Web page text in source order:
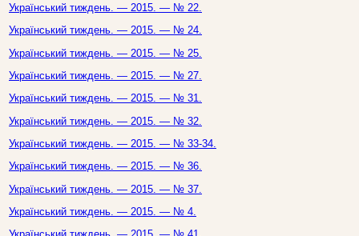
Український тиждень. — 2015. — № 22.
Український тиждень. — 2015. — № 24.
Український тиждень. — 2015. — № 25.
Український тиждень. — 2015. — № 27.
Український тиждень. — 2015. — № 31.
Український тиждень. — 2015. — № 32.
Український тиждень. — 2015. — № 33-34.
Український тиждень. — 2015. — № 36.
Український тиждень. — 2015. — № 37.
Український тиждень. — 2015. — № 4.